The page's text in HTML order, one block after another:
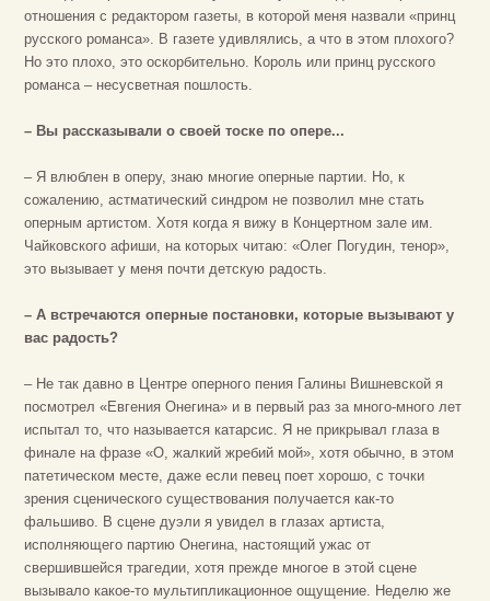
отношения с редактором газеты, в которой меня назвали «принц
русского романса». В газете удивлялись, а что в этом плохого?
Но это плохо, это оскорбительно. Король или принц русского
романса – несусветная пошлость.
– Вы рассказывали о своей тоске по опере...
– Я влюблен в оперу, знаю многие оперные партии. Но, к
сожалению, астматический синдром не позволил мне стать
оперным артистом. Хотя когда я вижу в Концертном зале им.
Чайковского афиши, на которых читаю: «Олег Погудин, тенор»,
это вызывает у меня почти детскую радость.
– А встречаются оперные постановки, которые вызывают у
вас радость?
– Не так давно в Центре оперного пения Галины Вишневской я
посмотрел «Евгения Онегина» и в первый раз за много-много лет
испытал то, что называется катарсис. Я не прикрывал глаза в
финале на фразе «О, жалкий жребий мой», хотя обычно, в этом
патетическом месте, даже если певец поет хорошо, с точки
зрения сценического существования получается как-то
фальшиво. В сцене дуэли я увидел в глазах артиста,
исполняющего партию Онегина, настоящий ужас от
свершившейся трагедии, хотя прежде многое в этой сцене
вызывало какое-то мультипликационное ощущение. Неделю же